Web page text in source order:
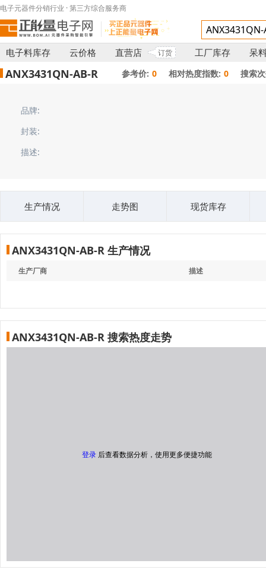
电子元器件分销行业 · 第三方综合服务商
电子料库存 云价格 直营店 订货 工厂库存 呆
ANX3431QN-AB-R 参考价: 0 相对热度指数: 0 搜索
品牌:
封装:
描述:
生产情况 走势图 现货库存
ANX3431QN-AB-R 生产情况
生产厂商 描述
ANX3431QN-AB-R 搜索热度走势
登录 后查看数据分析，使用更多便捷功能